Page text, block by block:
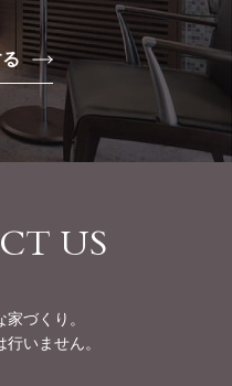
US
づくり。
いません。